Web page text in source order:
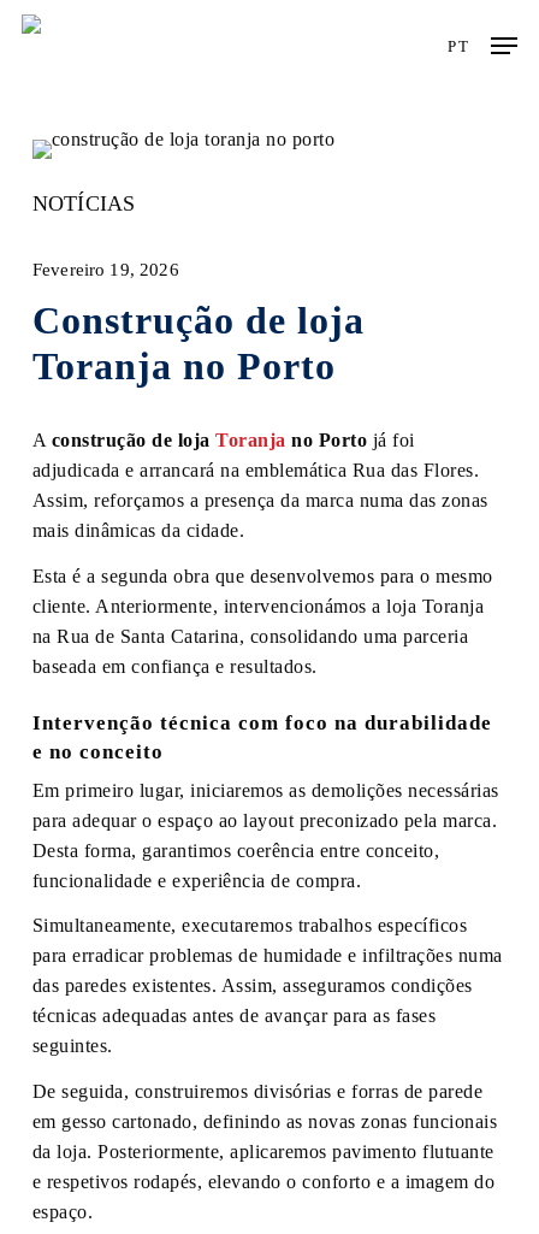
Skip
PT
NOTÍCIAS
Fevereiro 19, 2026
Construção de loja
Toranja no Porto
A construção de lojaToranja no Porto já foi
adjudicada e arrancará na emblemática Rua das Flores.
Assim, reforçamos a presença da marca numa das zonas
mais dinâmicas da cidade.
Esta é a segunda obra que desenvolvemos para o mesmo
cliente. Anteriormente, intervencionámos a loja Toranja
na Rua de Santa Catarina, consolidando uma parceria
baseada em confiança e resultados.
Intervenção técnica com foco na durabilidade
e no conceito
Em primeiro lugar, iniciaremos as demolições necessárias
para adequar o espaço ao layout preconizado pela marca.
Desta forma, garantimos coerência entre conceito,
funcionalidade e experiência de compra.
Simultaneamente, executaremos trabalhos específicos
para erradicar problemas de humidade e infiltrações numa
das paredes existentes. Assim, asseguramos condições
técnicas adequadas antes de avançar para as fases
seguintes.
De seguida, construiremos divisórias e forras de parede
em gesso cartonado, definindo as novas zonas funcionais
da loja. Posteriormente, aplicaremos pavimento flutuante
e respetivos rodapés, elevando o conforto e a imagem do
espaço.